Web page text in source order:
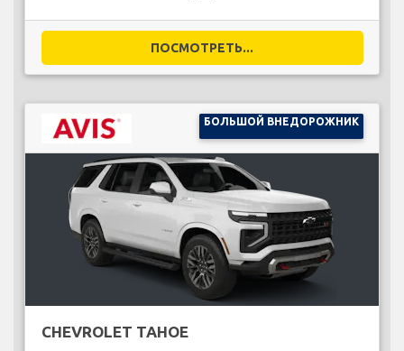
ПОСМОТРЕТЬ...
БОЛЬШОЙ ВНЕДОРОЖНИК
CHEVROLET TAHOE